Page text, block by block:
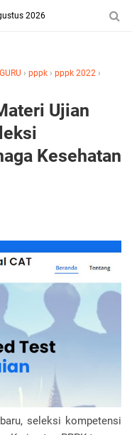
2026
› pppk › pppk 2022 ›
Ujian
Kesehatan
seleksi kompetensi